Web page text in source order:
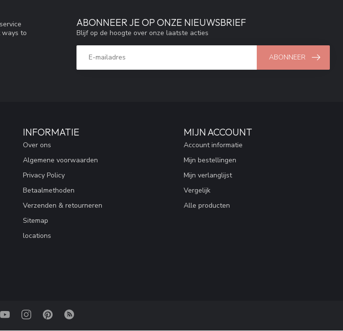
ways to
ABONNEER JE OP ONZE NIEUWSBRIEF
Blijf op de hoogte over onze laatste acties
ABONNEER
INFORMATIE
Over ons
Algemene voorwaarden
Privacy Policy
Betaalmethoden
Verzenden & retourneren
Sitemap
locations
MIJN ACCOUNT
Account informatie
Mijn bestellingen
Mijn verlanglijst
Vergelijk
Alle producten